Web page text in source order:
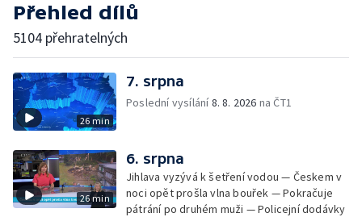
Přehled dílů
5104 přehratelných
26 min
7. srpna
Poslední vysílání8. 8. 2026 na ČT1
26 min
6. srpna
Jihlava vyzývá k šetření vodou — Českem v
noci opět prošla vlna bouřek — Pokračuje
pátrání po druhém muži — Policejní dodávky